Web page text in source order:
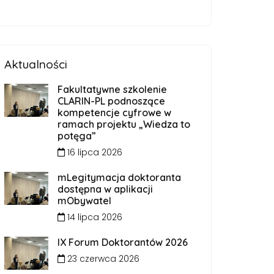
Aktualności
Fakultatywne szkolenie
CLARIN-PL podnoszące
kompetencje cyfrowe w
ramach projektu „Wiedza to
potęga”
16 lipca 2026
mLegitymacja doktoranta
dostępna w aplikacji
mObywatel
14 lipca 2026
IX Forum Doktorantów 2026
23 czerwca 2026